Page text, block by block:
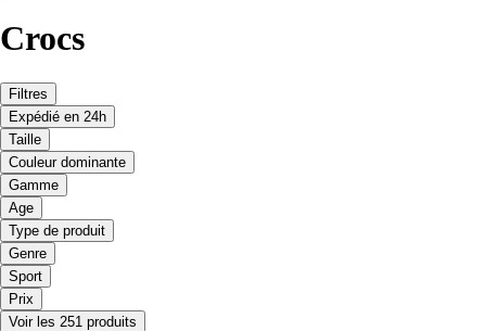
Crocs
Filtres
Expédié en 24h
Taille
Couleur dominante
Gamme
Age
Type de produit
Genre
Sport
Prix
Voir les 251 produits